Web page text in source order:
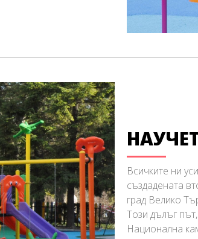
Всичките ни
създадената
град Велико
Този дълъг
Национална